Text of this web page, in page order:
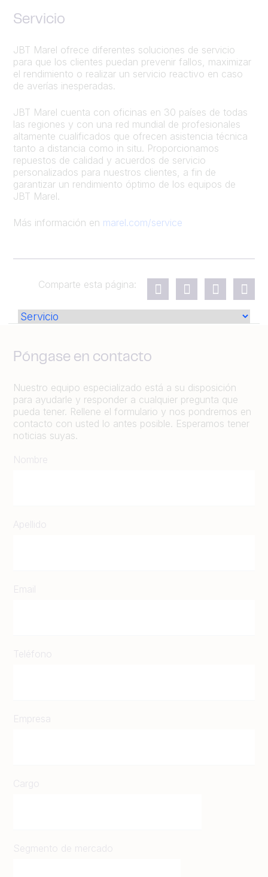
Servicio
JBT Marel ofrece diferentes soluciones de servicio
para que los clientes puedan prevenir fallos, maximizar
el rendimiento o realizar un servicio reactivo en caso
de averías inesperadas.
JBT Marel cuenta con oficinas en 30 países de todas
las regiones y con una red mundial de profesionales
altamente cualificados que ofrecen asistencia técnica
tanto a distancia como in situ. Proporcionamos
repuestos de calidad y acuerdos de servicio
personalizados para nuestros clientes, a fin de
garantizar un rendimiento óptimo de los equipos de
JBT Marel.
Más información en marel.com/service
Comparte esta página:
Póngase en contacto
Nuestro equipo especializado está a su disposición
para ayudarle y responder a cualquier pregunta que
pueda tener. Rellene el formulario y nos pondremos en
contacto con usted lo antes posible. Esperamos tener
noticias suyas.
Nombre
Apellido
Email
Teléfono
Empresa
Cargo
Segmento de mercado